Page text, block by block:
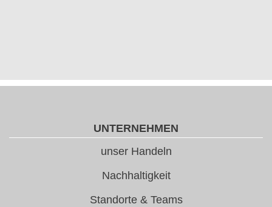
UNTERNEHMEN
unser Handeln
Nachhaltigkeit
Standorte & Teams